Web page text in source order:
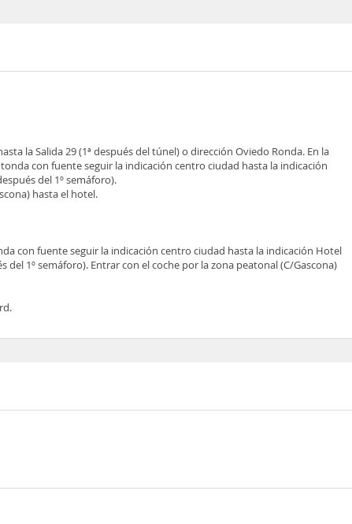
la Salida 29 (1ª después del túnel) o dirección Oviedo Ronda. En la
con fuente seguir la indicación centro ciudad hasta la indicación
del 1º semáforo).
hasta el hotel.
con fuente seguir la indicación centro ciudad hasta la indicación Hotel
del 1º semáforo). Entrar con el coche por la zona peatonal (C/Gascona)